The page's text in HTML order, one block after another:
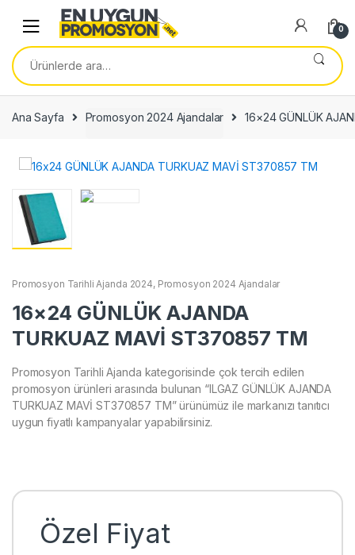
navigation
content
0
Ara:
Ana Sayfa Promosyon 2024 Ajandalar 16×24 GÜNLÜK
Promosyon Tarihli Ajanda 2024, Promosyon 2024 Ajandalar
16×24 GÜNLÜK AJANDA
TURKUAZ MAVİ ST370857 TM
Promosyon Tarihli Ajanda kategorisinde çok tercih edilen
promosyon ürünleri arasında bulunan “ILGAZ GÜNLÜK AJANDA
TURKUAZ MAVİ ST370857 TM” ürünümüz ile markanızı tanıtıcı
uygun fiyatlı kampanyalar yapabilirsiniz.
Özel Fiyat